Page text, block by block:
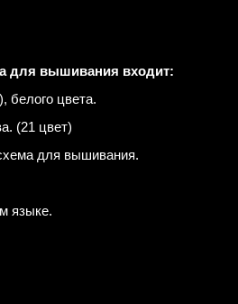
для вышивания входит:
белого цвета.
(21 цвет)
для вышивания.
языке.